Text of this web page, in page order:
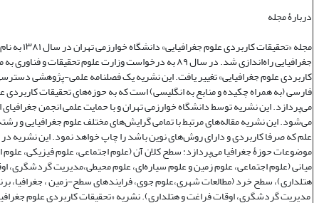
دربارۀ مجله
مجله «تحقیقات کاربردی
جغرافیایی راه‌اندازی شد. در سال ۸۹ به درخواست وزارت علوم تحقیقات و
کاربردی علوم جغرافیایی» تغییر یافت. این نشریه یک فصلنامه علمی‌-پژوهشی
فارسی (به همراه چکیده و منابع به انگلیسی) است که به حوزه‌های تحقیقات کاربردی
می‌پردازد. این نشریه توسط دانشگاه خوارزمی تهران و با حمایت علمی انجمن جغرافیای
می‌شود. این نشریه مقاله‌های مرتبط با تمامی گرایش‌های مختلف علوم جغرافیایی و
علم که صرفا کاربردی و دارای روش‌های نوین باشد را چاپ خواهد نمود. این نشریه
موضوعات حوزۀ جغرافیا می‌پردازد: سطح کلان آن (علوم اجتماعی، علوم فیزیکی،
میانی (علوم اجتماعی، علوم زمین و علوم سیاره‌ای، علوم محیطی،مدیریت گردشگری،
هتلداری)، سطح خرد (مطالعات شهری،علوم جوی، فرایندهای سطح-زمین ، جغرافیا،
مدیریت گردشگری، اوقات فراغت و هتلداری). نشریه «تحقیقات کاربردی علوم